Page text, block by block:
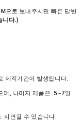
으로 보내주시면 빠른 답변
니다.)
제작기간이 발생됩니다.
며, 나머지 제품은 5~7일
지연될 수 있습니다.